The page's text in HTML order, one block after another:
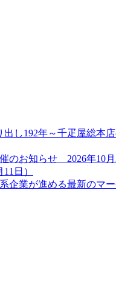
し192年～千疋屋総本
のお知らせ 2026年10
日）
企業が進める最新のマー